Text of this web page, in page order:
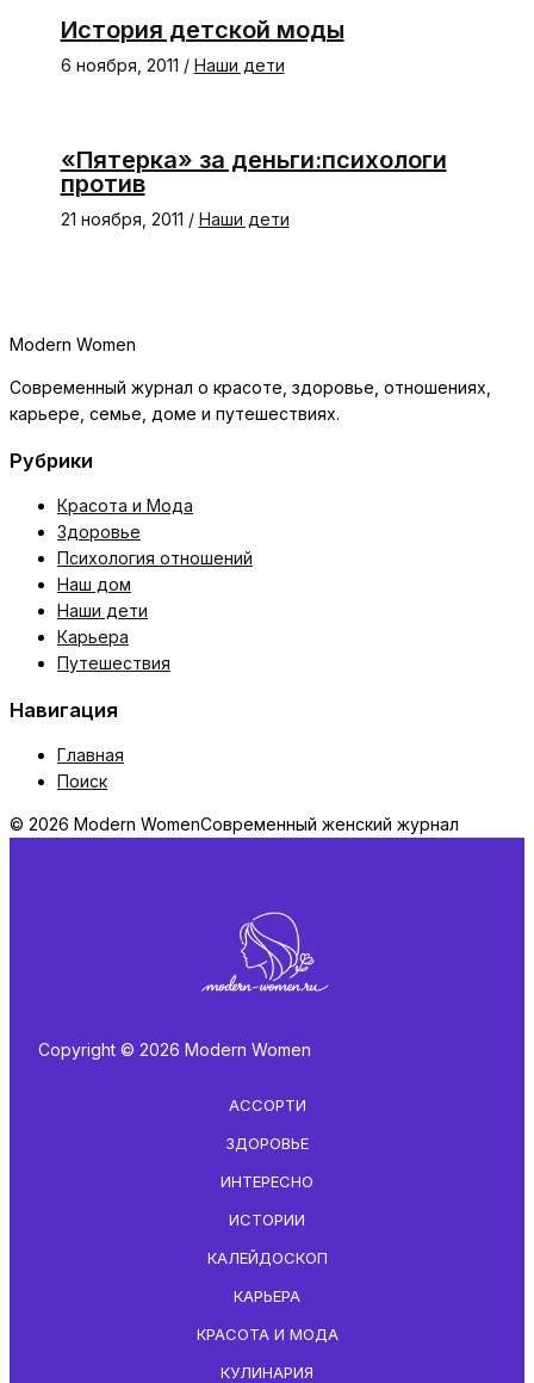
История детской моды
6 ноября, 2011 / Наши дети
«Пятерка» за деньги:психологи
против
21 ноября, 2011 / Наши дети
Modern Women
Современный журнал о красоте, здоровье, отношениях,
карьере, семье, доме и путешествиях.
Рубрики
Красота и Мода
Здоровье
Психология отношений
Наш дом
Наши дети
Карьера
Путешествия
Навигация
Главная
Поиск
© 2026 Modern WomenСовременный женский журнал
Copyright © 2026 Modern Women
АССОРТИ
ЗДОРОВЬЕ
ИНТЕРЕСНО
ИСТОРИИ
КАЛЕЙДОСКОП
КАРЬЕРА
КРАСОТА И МОДА
КУЛИНАРИЯ